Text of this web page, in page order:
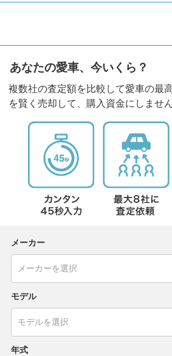
あなたの愛車、今いくら？
複数社の査定額を比較して愛車の最
を賢く売却して、購入資金にしませ
メーカー
モデル
年式